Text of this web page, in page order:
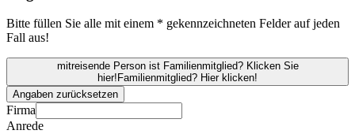
Bitte füllen Sie alle mit einem * gekennzeichneten Felder auf jeden
Fall aus!
mitreisende Person ist Familienmitglied? Klicken Sie
hier! Familienmitglied? Hier klicken!
Angaben zurücksetzen
Firma
Anrede